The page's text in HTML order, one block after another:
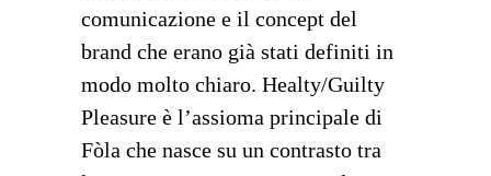
comunicazione e il concept del
brand che erano già stati definiti in
modo molto chiaro. Healty/Guilty
Pleasure è l’assioma principale di
Fòla che nasce su un contrasto tra